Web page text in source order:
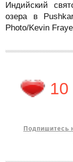
Индийский
озера в
Photo/Kevin
10
Подпишитесь